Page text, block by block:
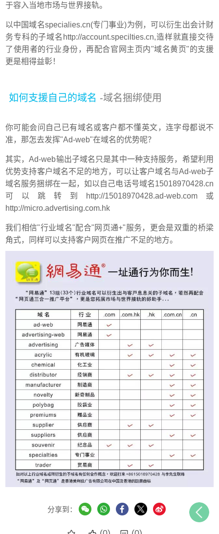
于容入当地市场与世界接轨。
以中国域名specialies.cn(专门事业)为例，可以衍生出会计财
务专科的子域名http://account.specilties.cn,造样就直接交待
了使用者的行业身份，再配合官网主页内"域名黄页"的支援
更是相得益彰！
如何支援自己的域名 -域名捆绑使用
你可能会问自己已有域名或客户都不懂英文，连字母都说不
准，那怎去发挥"Ad-web"在域名的优势呢？
其实，Ad-web输出子域名只是其中一种支持服务，希望利用
优势支持客户域名不足的地方，可以让客户域名与Ad-web子
域名服务捆绑在一起，如以自己电话号域名15018970428.cn
可以跳转到http://15018970428.ad-web.com或
http://micro.advertising.com.hk
我们相信"行业域名"配合"网页通+"服务，更会是双重的桥梁
角式，同样可以支持客户网页在推广不足的地方。
分享到：